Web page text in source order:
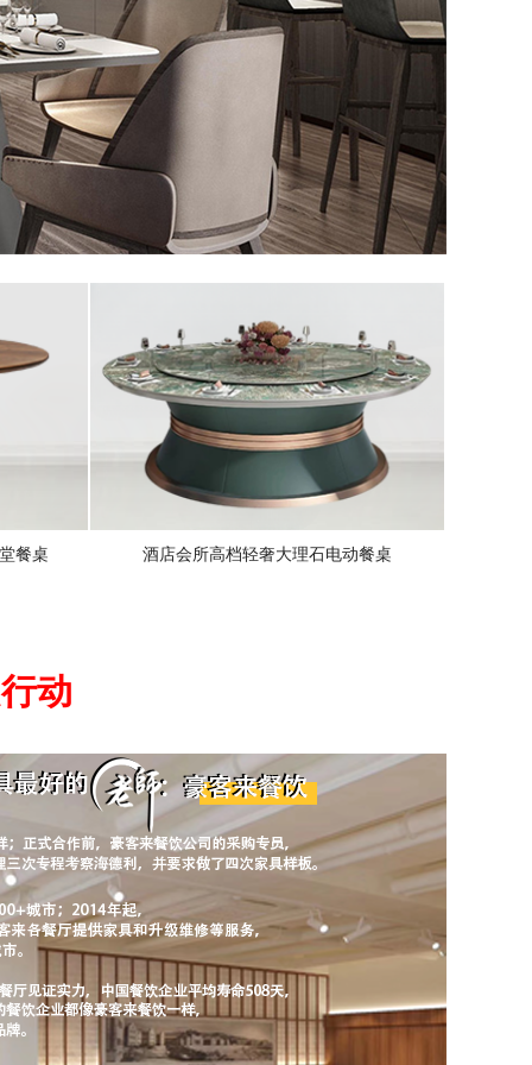
餐桌 酒店会所高档轻奢大理石电动餐桌
动